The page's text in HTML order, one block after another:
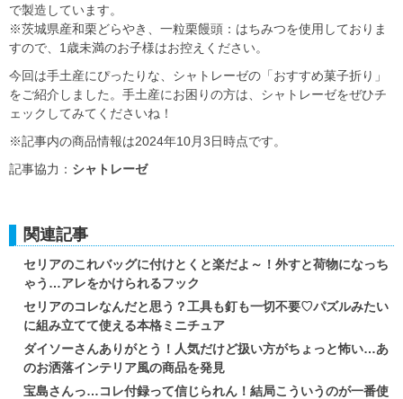
で製造しています。
※茨城県産和栗どらやき、一粒栗饅頭：はちみつを使用しておりま
すので、1歳未満のお子様はお控えください。
今回は手土産にぴったりな、シャトレーゼの「おすすめ菓子折り」
をご紹介しました。手土産にお困りの方は、シャトレーゼをぜひチ
ェックしてみてくださいね！
※記事内の商品情報は2024年10月3日時点です。
記事協力： シャトレーゼ
関連記事
セリアのこれバッグに付けとくと楽だよ～！外すと荷物になっち
ゃう…アレをかけられるフック
セリアのコレなんだと思う？工具も釘も一切不要♡パズルみたい
に組み立てて使える本格ミニチュア
ダイソーさんありがとう！人気だけど扱い方がちょっと怖い…あ
のお洒落インテリア風の商品を発見
宝島さんっ…コレ付録って信じられん！結局こういうのが一番使